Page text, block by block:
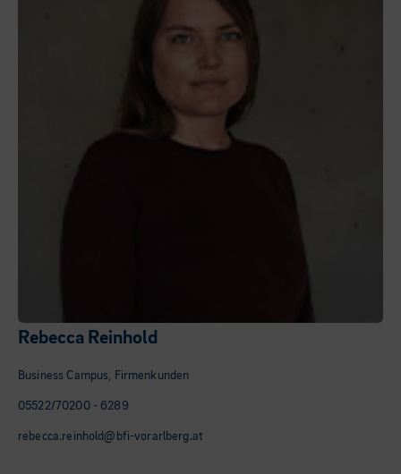
Rebecca Reinhold
Business Campus, Firmenkunden
05522/70200 - 6289
rebecca.reinhold@bfi-vorarlberg.at